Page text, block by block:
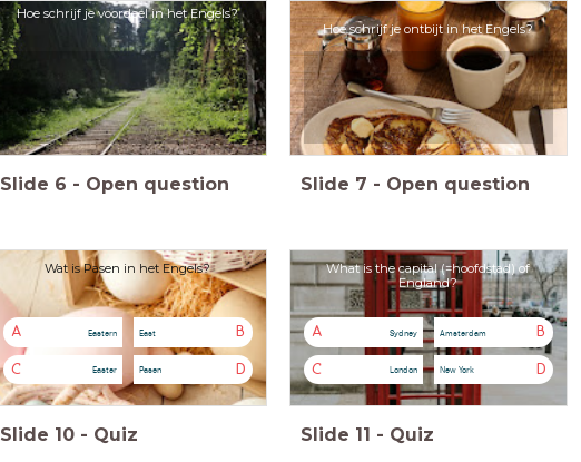
Hoe schrijf je voordeel in het Engels?
Slide 6 - Open question
Hoe schrijf je ontbijt in het Engels?
Slide 7 - Open question
Wat is Pasen in het Engels?
A Eastern B
East
C Easter D
Pasen
Slide 10 - Quiz
What is the capital (=hoofdstad) of
England?
A Sydney B
Amsterdam
C London D
New York
Slide 11 - Quiz